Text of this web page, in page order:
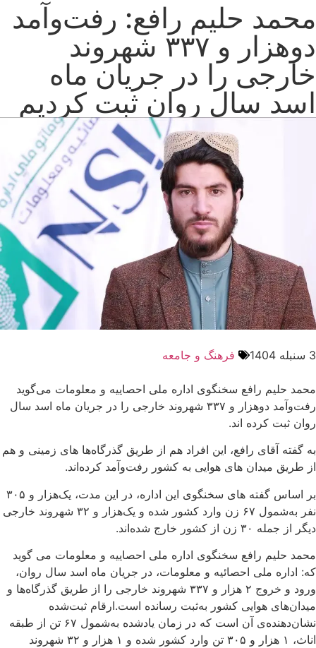
محمد حلیم رافع: رفت‌وآمد
دوهزار و ۳۳۷ شهروند
خارجی را در جریان ماه‌
اسد سال روان ثبت کردیم
3 سنبله 1404 فرهنگ و جامعه
محمد حلیم رافع سخنگوی اداره ملی احصاییه و معلومات می‌گوید
رفت‌وآمد دوهزار و ۳۳۷ شهروند خارجی را در جریان ماه‌ اسد سال
روان ثبت کرده اند.
به گفته آقای رافع‌، این افراد هم از طریق گذرگاه‌ها های زمینی و هم
از طریق میدان های هوایی به کشور رفت‌وآمد کرده‌اند.
بر اساس گفته های سخنگوی این اداره، در این مدت، یک‌هزار و ۳۰۵
نفر به‌شمول ۶۷ زن وارد کشور شده و یک‌هزار و ۳۲ شهروند خارجی
دیگر از جمله ۳۰ زن از کشور خارج شده‌اند.
محمد حلیم رافع سخنگوی اداره ملی احصاییه و معلومات می گوید
که: اداره ملی احصائیه و معلومات، در جریان ماه‌ اسد سال روان،
ورود و خروج ۲ هزار و ۳۳۷ شهروند خارجی را از طریق گذرگاه‌ها و
میدان‌های هوایی کشور به‌ثبت رسانده‌ است.ارقام ثبت‌شده
نشان‌دهنده‌ی آن است که در زمان یادشده به‌شمول ۶۷ تن از طبقه
اناث، ۱ هزار و ۳۰۵ تن وارد کشور شده و ۱ هزار و ۳۲ شهروند